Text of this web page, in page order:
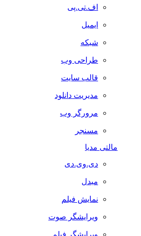
اف.تی.پی
ایمیل
شبکه
طراحی وب
قالب سایت
مدیریت دانلود
مرورگر وب
مسنجر
مالتی مدیا
دی.وی.دی
مبدل
نمایش فیلم
ویرایشگر صوت
ویرایشگر فیلم